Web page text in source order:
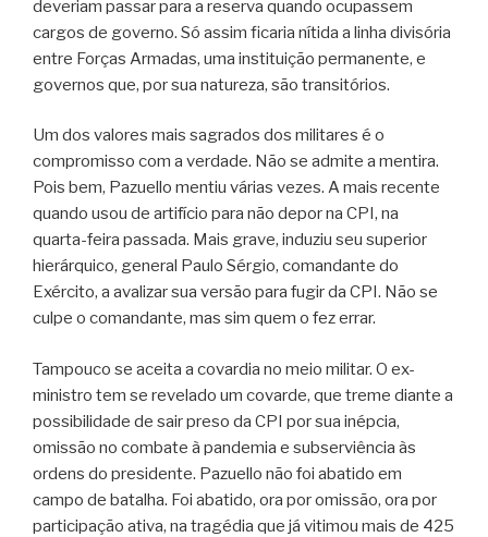
deveriam passar para a reserva quando ocupassem
cargos de governo. Só assim ficaria nítida a linha divisória
entre Forças Armadas, uma instituição permanente, e
governos que, por sua natureza, são transitórios.
Um dos valores mais sagrados dos militares é o
compromisso com a verdade. Não se admite a mentira.
Pois bem, Pazuello mentiu várias vezes. A mais recente
quando usou de artifício para não depor na CPI, na
quarta-feira passada. Mais grave, induziu seu superior
hierárquico, general Paulo Sérgio, comandante do
Exército, a avalizar sua versão para fugir da CPI. Não se
culpe o comandante, mas sim quem o fez errar.
Tampouco se aceita a covardia no meio militar. O ex-
ministro tem se revelado um covarde, que treme diante a
possibilidade de sair preso da CPI por sua inépcia,
omissão no combate à pandemia e subserviência às
ordens do presidente. Pazuello não foi abatido em
campo de batalha. Foi abatido, ora por omissão, ora por
participação ativa, na tragédia que já vitimou mais de 425